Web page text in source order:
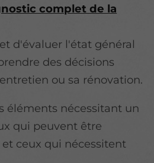
complet de la
d'évaluer l'état général
des décisions
ou sa rénovation.
éléments nécessitant un
qui peuvent être
ceux qui nécessitent